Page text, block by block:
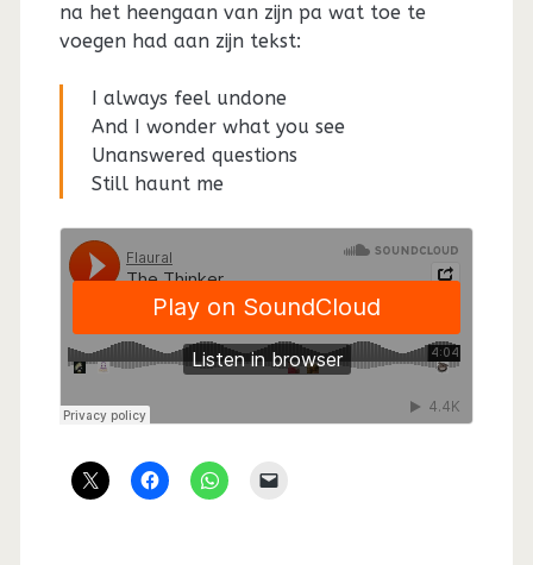
na het heengaan van zijn pa wat toe te
voegen had aan zijn tekst:
I always feel undone
And I wonder what you see
Unanswered questions
Still haunt me